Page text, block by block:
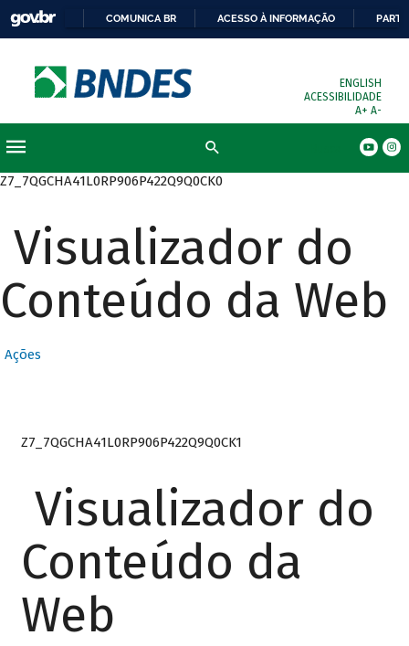
COMUNICA BR ACESSO À INFORMAÇÃO
ENGLISH
ACESSIBILIDADE
A+ A-
Z7_7QGCHA41L0RP906P422Q9Q0CK0
Visualizador do
Conteúdo da Web
Ações
Z7_7QGCHA41L0RP906P422Q9Q0CK1
Visualizador do
Conteúdo da
Web